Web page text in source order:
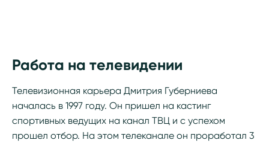
Работа на телевидении
Телевизионная карьера Дмитрия Губерниева
началась в 1997 году. Он пришел на кастинг
спортивных ведущих на канал ТВЦ и с успехом
прошел отбор. На этом телеканале он проработал 3